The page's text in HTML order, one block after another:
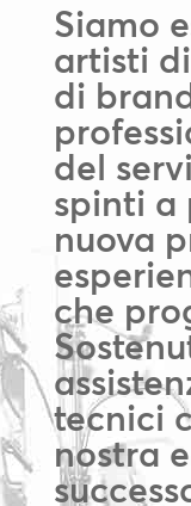
Siamo
artisti
di
del
spinti a
nuova
che
tecnici
nostra